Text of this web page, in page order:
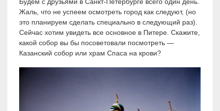
Жаль, что не успеем осмотреть город как следуют, (но
это планируем сделать специально в следующий раз).
Сейчас хотим увидеть все основное в Питере. Скажите,
какой собор вы бы посоветовали посмотреть —
Казанский собор или храм Cпаса на крови?